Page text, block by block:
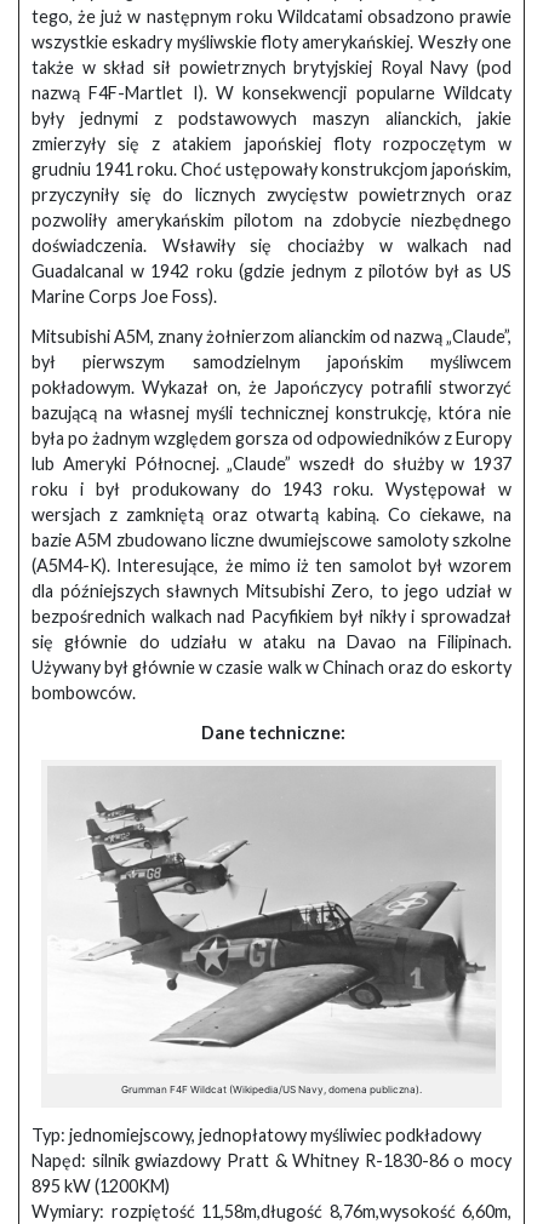
tego, że już w następnym roku Wildcatami obsadzono prawie
wszystkie eskadry myśliwskie floty amerykańskiej. Weszły one
także w skład sił powietrznych brytyjskiej Royal Navy (pod
nazwą F4F-Martlet I). W konsekwencji popularne Wildcaty
były jednymi z podstawowych maszyn alianckich, jakie
zmierzyły się z atakiem japońskiej floty rozpoczętym w
grudniu 1941 roku. Choć ustępowały konstrukcjom japońskim,
przyczyniły się do licznych zwycięstw powietrznych oraz
pozwoliły amerykańskim pilotom na zdobycie niezbędnego
doświadczenia. Wsławiły się chociażby w walkach nad
Guadalcanal w 1942 roku (gdzie jednym z pilotów był as US
Marine Corps Joe Foss).
Mitsubishi A5M, znany żołnierzom alianckim od nazwą „Claude”,
był pierwszym samodzielnym japońskim myśliwcem
pokładowym. Wykazał on, że Japończycy potrafili stworzyć
bazującą na własnej myśli technicznej konstrukcję, która nie
była po żadnym względem gorsza od odpowiedników z Europy
lub Ameryki Północnej. „Claude” wszedł do służby w 1937
roku i był produkowany do 1943 roku. Występował w
wersjach z zamkniętą oraz otwartą kabiną. Co ciekawe, na
bazie A5M zbudowano liczne dwumiejscowe samoloty szkolne
(A5M4-K). Interesujące, że mimo iż ten samolot był wzorem
dla późniejszych sławnych Mitsubishi Zero, to jego udział w
bezpośrednich walkach nad Pacyfikiem był nikły i sprowadzał
się głównie do udziału w ataku na Davao na Filipinach.
Używany był głównie w czasie walk w Chinach oraz do eskorty
bombowców.
Dane techniczne:
Grumman F4F Wildcat (Wikipedia/US Navy, domena publiczna).
Typ: jednomiejscowy, jednopłatowy myśliwiec podkładowy
Napęd: silnik gwiazdowy Pratt & Whitney R-1830-86 o mocy
895 kW (1200KM)
Wymiary: rozpiętość 11,58m,długość 8,76m,wysokość 6,60m,